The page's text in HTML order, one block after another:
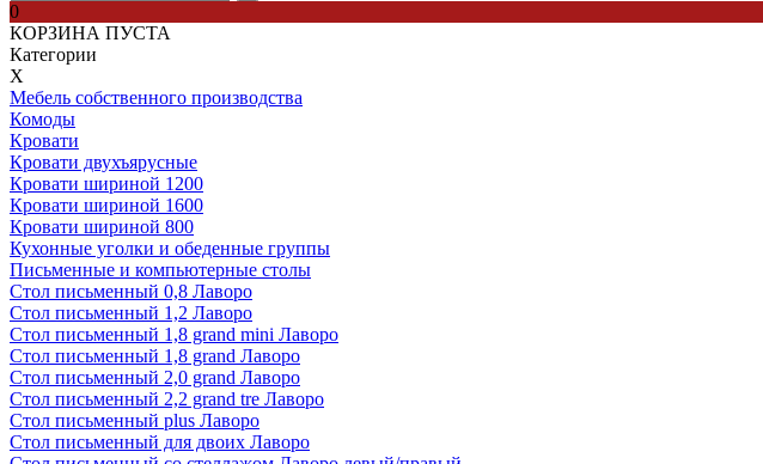
0
КОРЗИНА ПУСТА
Категории
Х
Мебель собственного производства
Комоды
Кровати
Кровати двухъярусные
Кровати шириной 1200
Кровати шириной 1600
Кровати шириной 800
Кухонные уголки и обеденные группы
Письменные и компьютерные столы
Стол письменный 0,8 Лаворо
Стол письменный 1,2 Лаворо
Стол письменный 1,8 grand mini Лаворо
Стол письменный 1,8 grand Лаворо
Стол письменный 2,0 grand Лаворо
Стол письменный 2,2 grand tre Лаворо
Стол письменный plus Лаворо
Стол письменный для двоих Лаворо